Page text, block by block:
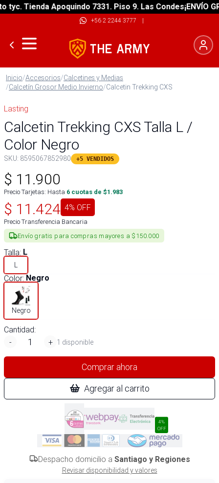
Tienda Apoquindo 7331. Piso 9. Las Condes¡ENVÍO
+56 2 2244 3777 |
Inicio/Accesorios/Calcetines y Medias
/Calcetín Grosor Medio Invierno/Calcetin Trekking CXS
Lasting
Calcetin Trekking CXS Talla L /
Color Negro
SKU: 8595067852980 +5 VENDIDOS
$ 11.900
Precio Tarjetas: Hasta 6 cuotas de $1.983
$ 11.424 4% OFF
Precio Transferencia Bancaria
Envío gratis para compras mayores a $150.000
Talla: L
L
Color: Negro
Negro
Cantidad:
-
+ 1 disponible
Comprar ahora
Agregar al carrito
4%
OFF
Despacho domicilio a Santiago y Regiones
Revisar disponibilidad y valores